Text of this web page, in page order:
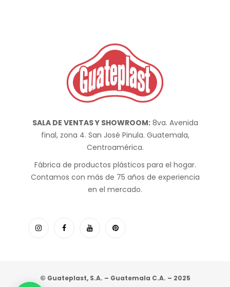
SALA DE VENTAS Y SHOWROOM:8va. Avenida
final, zona 4. San José Pinula. Guatemala,
Centroamérica.
Fábrica de productos plásticos para el hogar.
Contamos con más de 75 años de experiencia
en el mercado.
© Guateplast, S.A. – Guatemala C.A. – 2025